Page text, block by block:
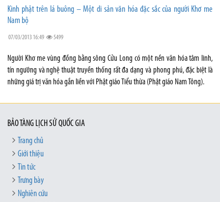
Kinh phật trên lá buông – Một di sản văn hóa đặc sắc của người Khơ me
Nam bộ
07/03/2013 16:49 5499
Người Khơ me vùng đồng bằng sông Cửu Long có một nền văn hóa tâm linh,
tín ngưỡng và nghệ thuật truyền thống rất đa dạng và phong phú, đặc biệt là
những giá trị văn hóa gắn liền với Phật giáo Tiểu thừa (Phật giáo Nam Tông).
BẢO TÀNG LỊCH SỬ QUỐC GIA
Trang chủ
Giới thiệu
Tin tức
Trưng bày
Nghiên cứu